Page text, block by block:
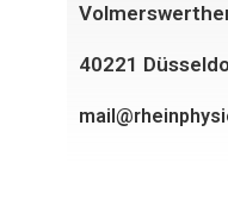
40221